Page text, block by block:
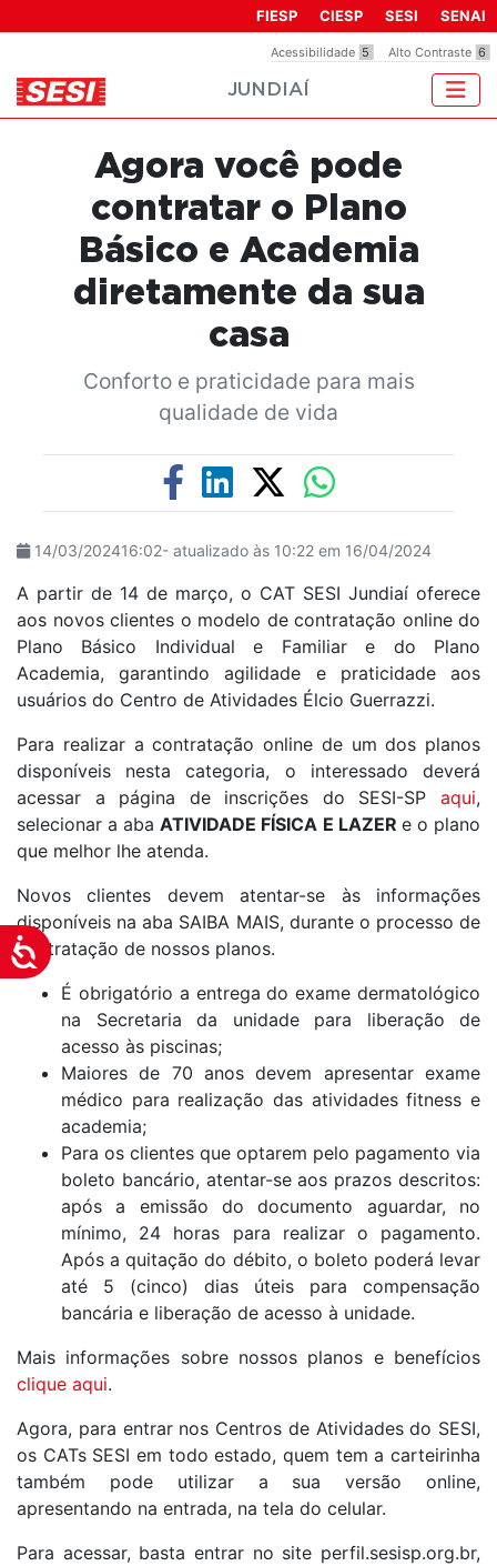
inclui
um
acessibilidade.
Acessibilidade
Acessibilidade 5 Alto Contraste 6
FIESP CIESP SESI SENAI
JUNDIAÍ
Agora você pode
contratar o Plano
Básico e Academia
diretamente da sua
casa
Conforto e praticidade para mais
qualidade de vida
14/03/202416:02- atualizado às 10:22 em 16/04/2024
A partir de 14 de março, o CAT SESI Jundiaí oferece
aos novos clientes o modelo de contratação online do
Plano Básico Individual e Familiar e do Plano
Academia, garantindo agilidade e praticidade aos
usuários do Centro de Atividades Élcio Guerrazzi.
Para realizar a contratação online de um dos planos
disponíveis nesta categoria, o interessado deverá
acessar a página de inscrições do SESI-SP aqui,
selecionar a abaATIVIDADE FÍSICA E LAZER e o plano
que melhor lhe atenda.
Novos clientes devem atentar-se às informações
disponíveis na aba SAIBA MAIS, durante o processo de
contratação de nossos planos.
É obrigatório a entrega do exame dermatológico
na Secretaria da unidade para liberação de
acesso às piscinas;
Maiores de 70 anos devem apresentar exame
médico para realização das atividades fitness e
academia;
Para os clientes que optarem pelo pagamento via
boleto bancário, atentar-se aos prazos descritos:
após a emissão do documento aguardar, no
mínimo, 24 horas para realizar o pagamento.
Após a quitação do débito, o boleto poderá levar
até 5 (cinco) dias úteis para compensação
bancária e liberação de acesso à unidade.
Mais informações sobre nossos planos e benefícios
clique aqui.
Agora, para entrar nos Centros de Atividades do SESI,
os CATs SESI em todo estado, quem tem a carteirinha
também pode utilizar a sua versão online,
apresentando na entrada, na tela do celular.
Para acessar, basta entrar no site perfil.sesisp.org.br,